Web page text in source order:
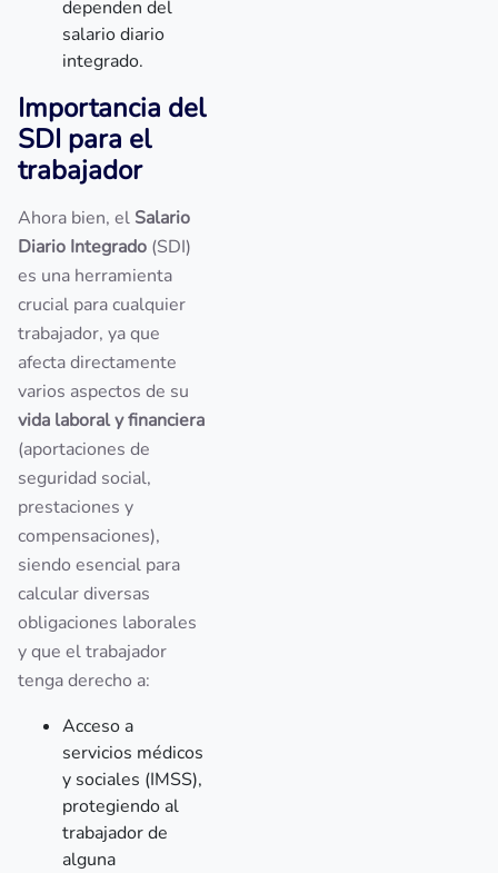
dependen del
salario diario
integrado.
Importancia del
SDI para el
trabajador
Ahora bien, el Salario
Diario Integrado (SDI)
es una herramienta
crucial para cualquier
trabajador, ya que
afecta directamente
varios aspectos de su
vida laboral y financiera
(aportaciones de
seguridad social,
prestaciones y
compensaciones),
siendo esencial para
calcular diversas
obligaciones laborales
y que el trabajador
tenga derecho a:
Acceso a
servicios médicos
y sociales (IMSS),
protegiendo al
trabajador de
alguna